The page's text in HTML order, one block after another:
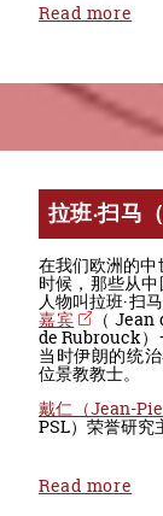
Read more
拉班·扫马（
在我们欧洲的中
时候，那些从
人物叫拉班·扫
嘉宾 （
de Rubrouck）
当时伊朗的统
位景教教士。
戴仁（Jean-
PSL）荣誉研究
Read more